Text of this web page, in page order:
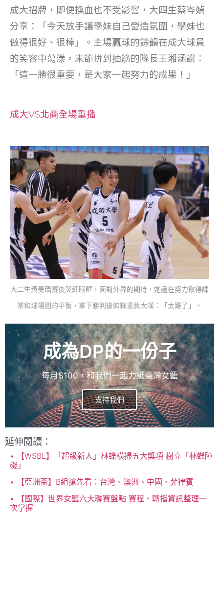
成大招牌，即便換血也不受影響，大四生蔡岑媜
分享：「今天放手讓學妹自己營造氛圍，學妹也
做得很好、很棒」。主場贏球的餘韻在成大球員
的笑容中蕩漾，末節拚到抽筋的隊長王湘涵說：
「這一勝很重要，是大家一起努力的成果！」
成大VS北商全場重播
大二生黃旻瑀賽後哭紅眼眶，面對外界的期待，她還在努力取得課
業和球場間的平衡，拿下勝利後如釋重負大嘆：「太難了」。
成為DP的一份子
每月$100，和我們一起力挺臺灣女籃
支持我們
延伸閱讀：
【WSBL】「超級新人」林蝶橫掃五大獎項 樹立「林蝶障
礙」
【亞洲盃】B組搶先看：台灣、澳洲、中國、菲律賓
【國際】世界女籃六大聯賽盤點 賽程、轉播資訊整理一
次掌握